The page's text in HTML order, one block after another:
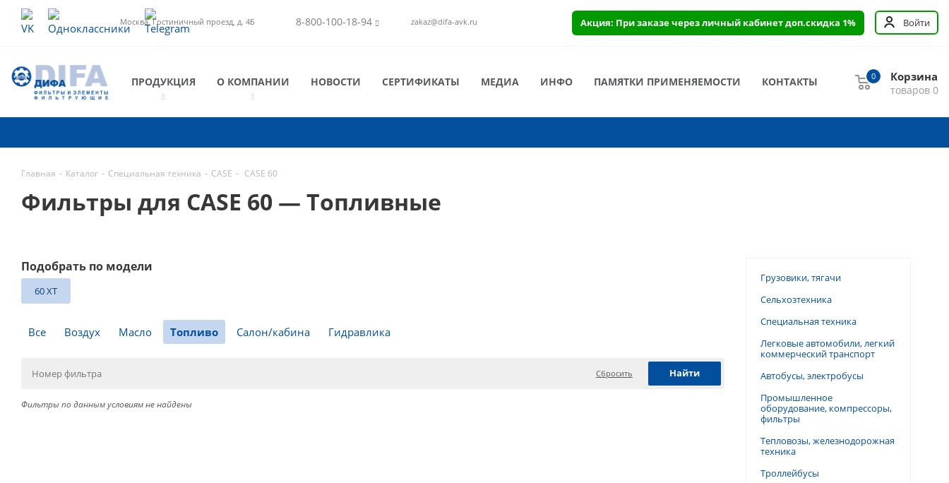
Москва, Гостиничный проезд, д. 4Б 8-800-100-18-94 zakaz@difa-avk.ru Акция: При заказе через личный кабинет доп.скидка 1% Войти
ПРОДУКЦИЯ О КОМПАНИИ НОВОСТИ СЕРТИФИКАТЫ МЕДИА ИНФО ПАМЯТКИ ПРИМЕНЯЕМОСТИ КОНТАКТЫ Корзина
товаров 0
0
Главная - Каталог - Специальная техника - CASE - CASE 60
Фильтры для CASE 60 — Топливные
Подобрать по модели
60 XT
Все Воздух Масло Топливо Салон/кабина Гидравлика
Сбросить
Фильтры по данным условиям не найдены
Грузовики, тягачи
Сельхозтехника
Специальная техника
Легковые автомобили, легкий
коммерческий транспорт
Автобусы, электробусы
Промышленное
оборудование, компрессоры,
фильтры
Тепловозы, железнодорожная
техника
Троллейбусы